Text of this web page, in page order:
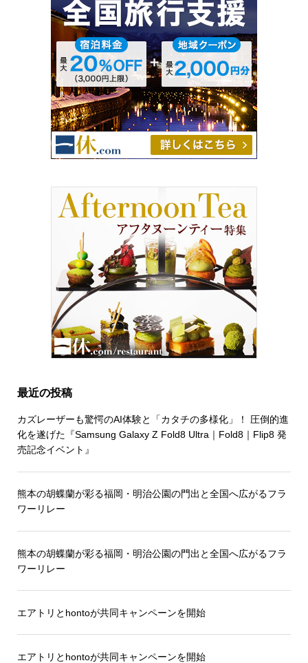
最近の投稿
カズレーザーも驚愕のAI体験と「カタチの多様化」！ 圧倒的進
化を遂げた『Samsung Galaxy Z Fold8 Ultra｜Fold8｜Flip8 発
売記念イベント』
熊本の胡蝶蘭が彩る福岡・明治公園の門出と全国へ広がるフラ
ワーリレー
熊本の胡蝶蘭が彩る福岡・明治公園の門出と全国へ広がるフラ
ワーリレー
エアトリとhontoが共同キャンペーンを開始
エアトリとhontoが共同キャンペーンを開始